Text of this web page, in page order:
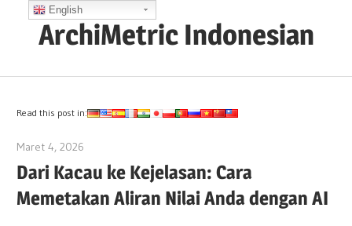
ArchiMetric Indonesian
Ops,
and
More
Read this post in:
Maret 4, 2026
Dari Kacau ke Kejelasan: Cara
Memetakan Aliran Nilai Anda dengan AI
English